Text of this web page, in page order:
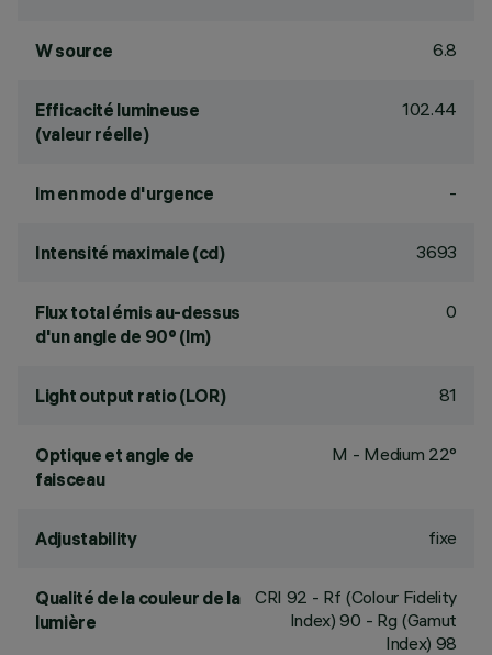
W source 6.8
Efficacité lumineuse
(valeur réelle)
102.44
lm en mode d'urgence -
Intensité maximale (cd) 3693
Flux total émis au-dessus
d'un angle de 90° (lm)
0
Light output ratio (LOR) 81
Optique et angle de
faisceau
M - Medium 22°
Adjustability fixe
Qualité de la couleur de la
lumière
CRI 92 - Rf (Colour Fidelity
Index) 90 - Rg (Gamut
Index) 98